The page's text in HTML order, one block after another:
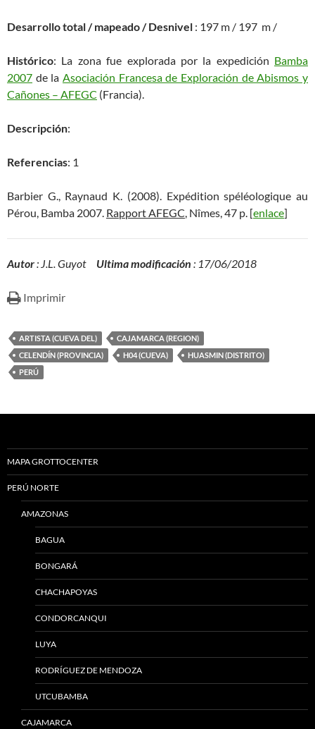
Desarrollo total / mapeado / Desnivel : 197 m / 197 m /
Histórico: La zona fue explorada por la expedición Bamba
2007 de la Asociación Francesa de Exploración de Abismos y
Cañones – AFEGC (Francia).
Descripción:
Referencias: 1
Barbier G., Raynaud K. (2008). Expédition spéléologique au
Pérou, Bamba 2007. Rapport AFEGC, Nîmes, 47 p. [enlace]
Autor: J.L. Guyot Ultima modificación : 17/06/2018
Imprimir
ARTISTA (CUEVA DEL)
CAJAMARCA (REGION)
CELENDÍN (PROVINCIA)
H04 (CUEVA)
HUASMIN (DISTRITO)
PERÚ
MAPA GROTTOCENTER
PERÚ NORTE
AMAZONAS
BAGUA
BONGARÁ
CHACHAPOYAS
CONDORCANQUI
LUYA
RODRÍGUEZ DE MENDOZA
UTCUBAMBA
CAJAMARCA